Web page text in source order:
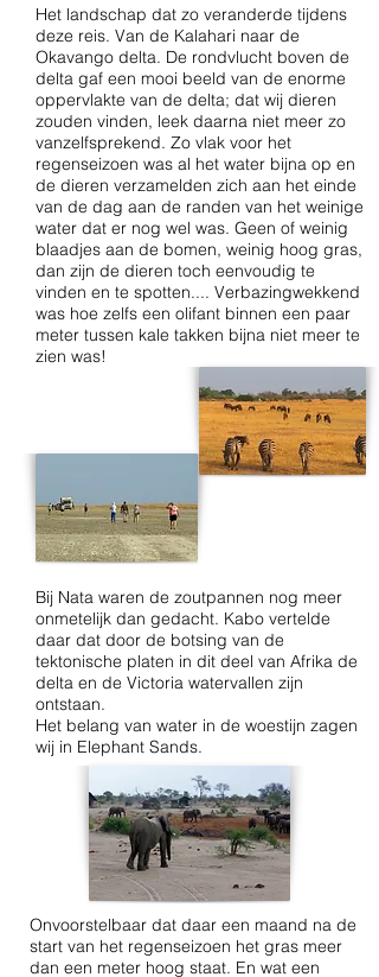
Het landschap dat zo veranderde tijdens
deze reis. Van de Kalahari naar de
Okavango delta. De rondvlucht boven de
delta gaf een mooi beeld van de enorme
oppervlakte van de delta; dat wij dieren
zouden vinden, leek daarna niet meer zo
vanzelfsprekend. Zo vlak voor het
regenseizoen was al het water bijna op en
de dieren verzamelden zich aan het einde
van de dag aan de randen van het weinige
water dat er nog wel was. Geen of weinig
blaadjes aan de bomen, weinig hoog gras,
dan zijn de dieren toch eenvoudig te
vinden en te spotten.... Verbazingwekkend
was hoe zelfs een olifant binnen een paar
meter tussen kale takken bijna niet meer te
zien was!
Bij Nata waren de zoutpannen nog meer
onmetelijk dan gedacht. Kabo vertelde
daar dat door de botsing van de
tektonische platen in dit deel van Afrika de
delta en de Victoria watervallen zijn
ontstaan.
Het belang van water in de woestijn zagen
wij in Elephant Sands.
Onvoorstelbaar dat daar een maand na de
start van het regenseizoen het gras meer
dan een meter hoog staat. En wat een